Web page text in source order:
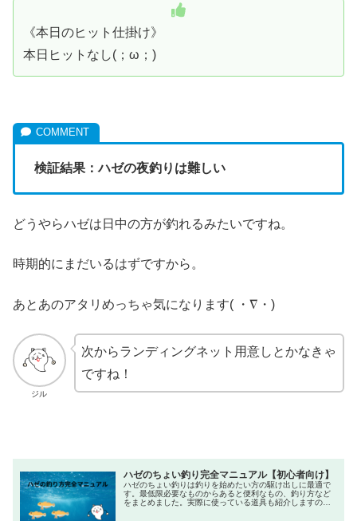
《本日のヒット仕掛け》
本日ヒットなし(；ω；)
検証結果：ハゼの夜釣りは難しい
どうやらハゼは日中の方が釣れるみたいですね。
時期的にまだいるはずですから。
あとあのアタリめっちゃ気になります( ・∇・)
ジル
次からランディングネット用意しとかなきゃ
ですね！
ハゼのちょい釣り完全マニュアル【初心者向け】
ハゼのちょい釣りは釣りを始めたい方の駆け出しに最適で
す。最低限必要なものからあると便利なもの、釣り方など
をまとめました。実際に使っている道具も紹介しますので